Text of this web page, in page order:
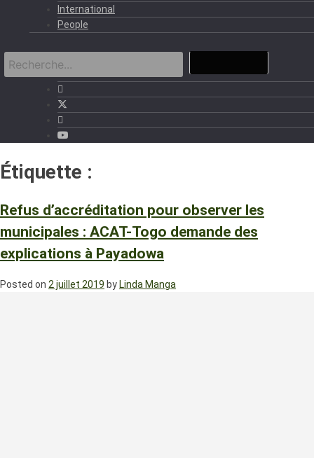
International
People
Étiquette :
Refus d’accréditation pour observer les
municipales : ACAT-Togo demande des
explications à Payadowa
Posted on 2 juillet 2019 by Linda Manga